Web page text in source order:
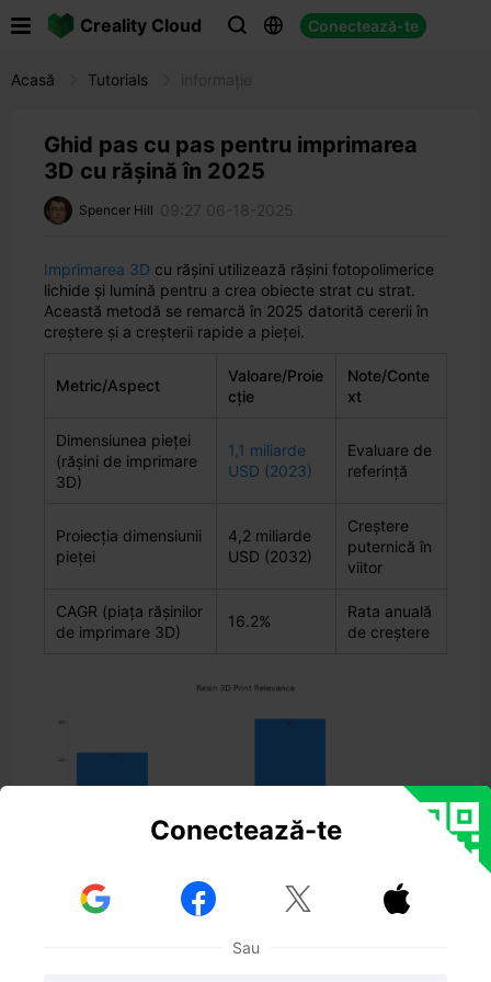
Creality Cloud   Conectează-te
Acasă Tutorials
Ghid pas cu pas pentru imprimarea
3D cu rășină în 2025
Spencer Hill 09:27 06-18-2025
Imprimarea 3D cu rășini utilizează rășini fotopolimerice
lichide și lumină pentru a crea obiecte strat cu strat.
Această metodă se remarcă în 2025 datorită cererii în
creștere și a creșterii rapide a pieței.
Metric/Aspect
Valoare/Proie
cție
Note/Conte
xt
Dimensiunea pieței
(rășini de imprimare
3D)
1,1 miliarde
USD (2023)
Evaluare de
referință
Proiecția dimensiunii
pieței
4,2 miliarde
USD (2032)
Creștere
puternică în
viitor
CAGR (piața rășinilor
de imprimare 3D)
16.2%
Rata anuală
de creștere
Conectează-te
  
Sau